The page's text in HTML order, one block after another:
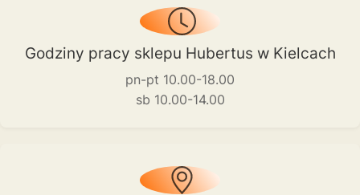
Godziny pracy sklepu Hubertus w Kielcach
pn-pt 10.00-18.00
sb 10.00-14.00